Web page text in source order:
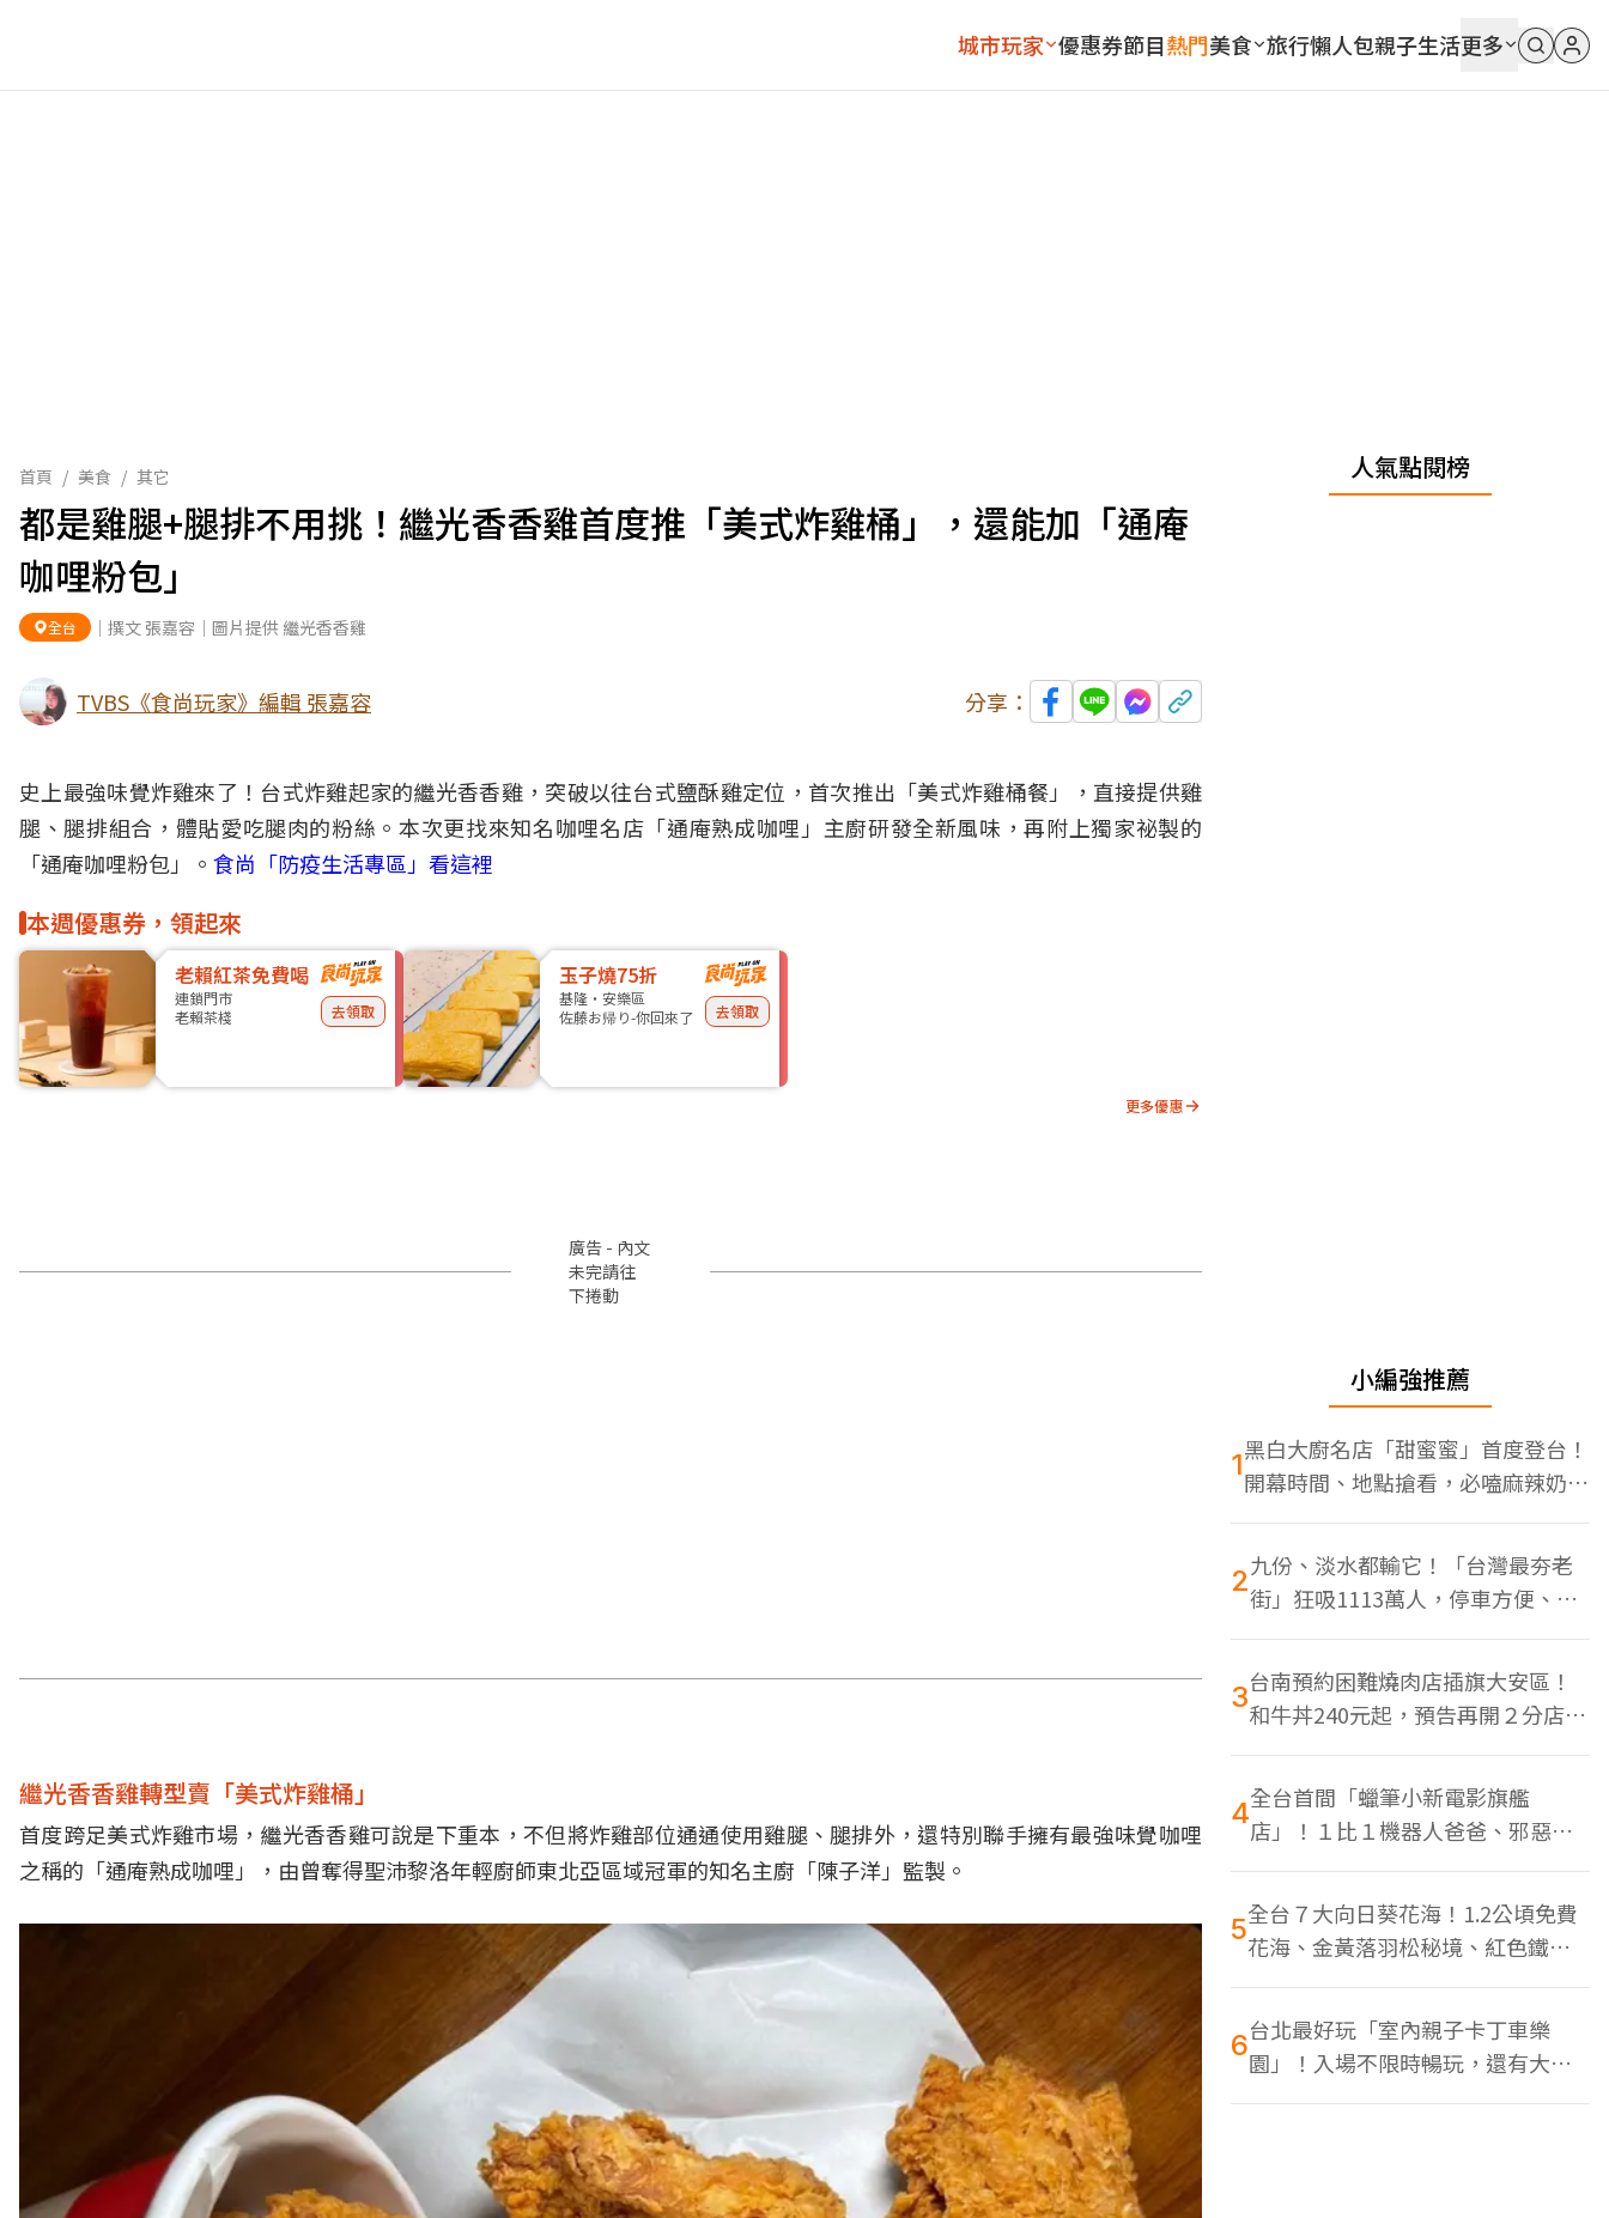
城市玩家 優惠券節目熱門美食 旅行懶人包親子生活更多
首頁 / 美食 / 其它
都是雞腿+腿排不用挑！繼光香香雞首度推「美式炸雞桶」，還能加「通庵
咖哩粉包」
全台 ｜撰文 張嘉容｜圖片提供 繼光香香雞
TVBS《食尚玩家》編輯 張嘉容 分享：
史上最強味覺炸雞來了！台式炸雞起家的繼光香香雞，突破以往台式鹽酥雞定位，首次推出「美式炸雞桶餐」，直接提供雞
腿、腿排組合，體貼愛吃腿肉的粉絲。本次更找來知名咖哩名店「通庵熟成咖哩」主廚研發全新風味，再附上獨家祕製的
「通庵咖哩粉包」。 食尚「防疫生活專區」看這裡
本週優惠券，領起來
老賴紅茶免費喝
連鎖門市
老賴茶棧
去領取
玉子燒75折
基隆・安樂區
佐藤お帰り-你回來了
去領取
更多優惠
廣告 - 內文
未完請往
下捲動
繼光香香雞轉型賣「美式炸雞桶」
首度跨足美式炸雞市場，繼光香香雞可說是下重本，不但將炸雞部位通通使用雞腿、腿排外，還特別聯手擁有最強味覺咖哩
之稱的「通庵熟成咖哩」，由曾奪得聖沛黎洛年輕廚師東北亞區域冠軍的知名主廚「陳子洋」監製。
人氣點閱榜
小編強推薦
1黑白大廚名店「甜蜜蜜」首度登台！
開幕時間、地點搶看，必嗑麻辣奶油
蝦
2九份、淡水都輸它！「台灣最夯老
街」狂吸1113萬人，停車方便、特
色美食多
3台南預約困難燒肉店插旗大安區！
和牛丼240元起，預告再開２分店、
地點曝光
4全台首間「蠟筆小新電影旗艦
店」！１比１機器人爸爸、邪惡正
男，百款周邊買翻
5全台７大向日葵花海！1.2公頃免費
花海、金黃落羽松秘境、紅色鐵橋
同框
6台北最好玩「室內親子卡丁車樂
園」！入場不限時暢玩，還有大螢
幕Switch遊戲區